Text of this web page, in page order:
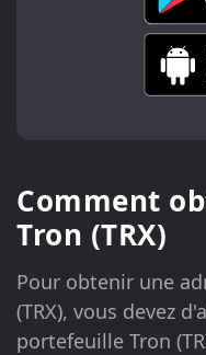
Comment
Tron (TRX)
Pour obtenir une
(TRX), vous devez
portefeuille Tron